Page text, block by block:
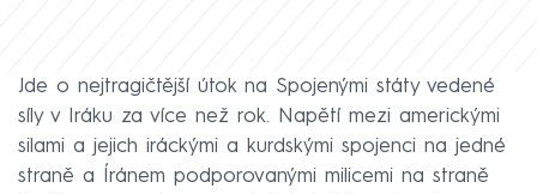
Jde o nejtragičtější útok na Spojenými státy vedené
síly v Iráku za více než rok. Napětí mezi americkými
silami a jejich iráckými a kurdskými spojenci na jedné
straně a Íránem podporovanými milicemi na straně